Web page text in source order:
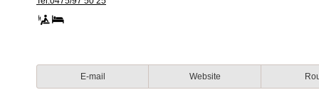
E-mail Website